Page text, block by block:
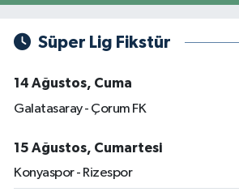
Süper Lig Fikstür
14 Ağustos, Cuma
Galatasaray - Çorum FK
15 Ağustos, Cumartesi
Konyaspor - Rizespor